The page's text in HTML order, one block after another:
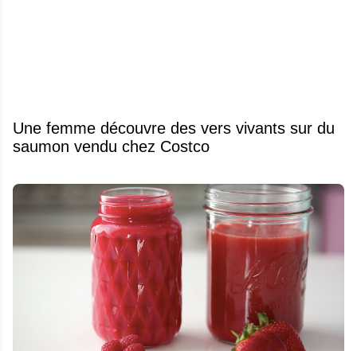
Une femme découvre des vers vivants sur du
saumon vendu chez Costco